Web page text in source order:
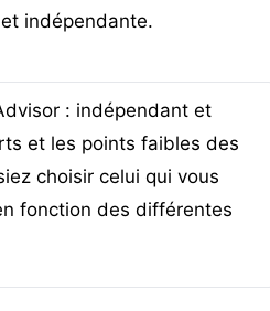
indépendante.
: indépendant et
et les points faibles des
choisir celui qui vous
fonction des différentes